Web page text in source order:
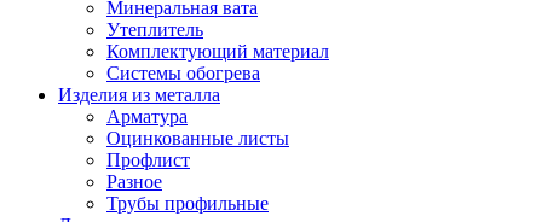
Минеральная вата
Утеплитель
Комплектующий материал
Системы обогрева
Изделия из металла
Арматура
Оцинкованные листы
Профлист
Разное
Трубы профильные